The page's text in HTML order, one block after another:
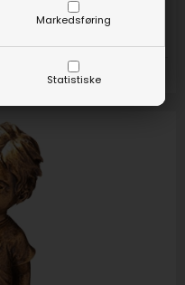
Markedsføring
Statistiske
DKK